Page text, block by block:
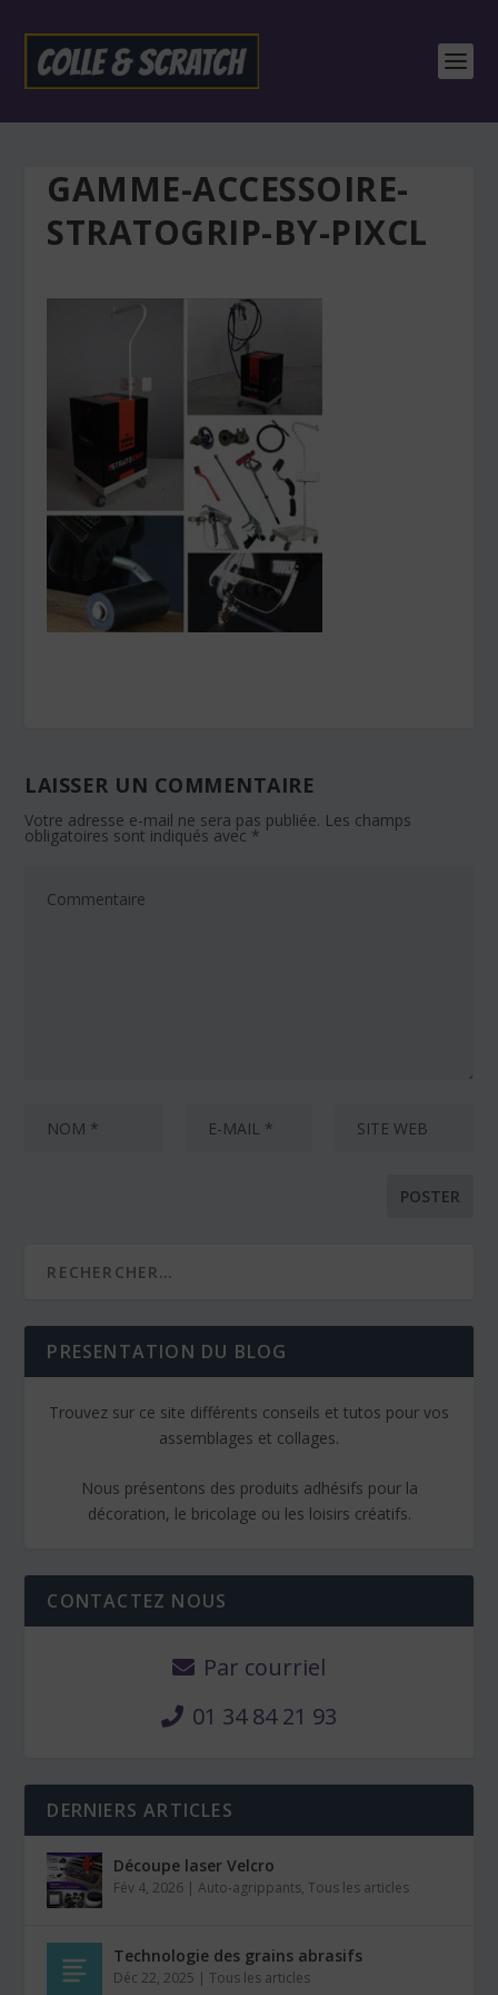
GAMME-ACCESSOIRE-
STRATOGRIP-BY-PIXCL
LAISSER UN COMMENTAIRE
Votre adresse e-mail ne sera pas publiée. Les champs
obligatoires sont indiqués avec *
PRESENTATION DU BLOG
Trouvez sur ce site différents conseils et tutos pour vos
assemblages et collages.
Nous présentons des produits adhésifs pour la
décoration, le bricolage ou les loisirs créatifs.
CONTACTEZ NOUS
Par courriel
01 34 84 21 93
DERNIERS ARTICLES
Découpe laser Velcro
Fév 4, 2026 |Auto-agrippants,Tous les articles
Technologie des grains abrasifs
Déc 22, 2025 |Tous les articles